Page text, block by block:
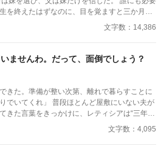
を終えたはずなのに、目を覚ますと三か月前
されるためだけに生
て
文字数：14,386
ませんわ。だって、面倒でしょう？
きた。準備が整い次第、離れで暮らすことに
ほとんど屋敷にいない夫が
きた言葉をきっかけに、レティシアは“三年
。 赤の他人を屋敷に迎えるこ
のに感情を砕く理由などない。 「だって、
文字数：4,095